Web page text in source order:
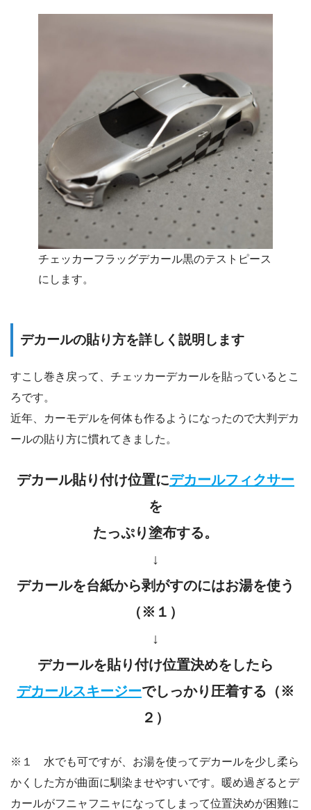
チェッカーフラッグデカール黒のテストピース
にします。
デカールの貼り方を詳しく説明します
すこし巻き戻って、チェッカーデカールを貼っているとこ
ろです。
近年、カーモデルを何体も作るようになったので大判デカ
ールの貼り方に慣れてきました。
デカール貼り付け位置にデカールフィクサー
を
たっぷり塗布する。
↓
デカールを台紙から剥がすのにはお湯を使う
（※１）
↓
デカールを貼り付け位置決めをしたら
デカールスキージーでしっかり圧着する（※
２）
※１ 水でも可ですが、お湯を使ってデカールを少し柔ら
かくした方が曲面に馴染ませやすいです。暖め過ぎるとデ
カールがフニャフニャになってしまって位置決めが困難に